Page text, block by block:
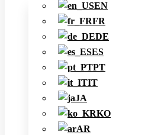
EN
FR
DE
ES
PT
IT
JA
KO
AR